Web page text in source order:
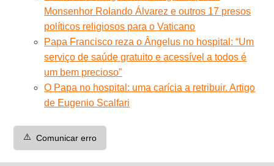
Monsenhor Rolando Álvarez e outros 17 presos
políticos religiosos para o Vaticano
Papa Francisco reza o Ângelus no hospital: “Um
serviço de saúde gratuito e acessível a todos é
um bem precioso”
O Papa no hospital: uma carícia a retribuir. Artigo
de Eugenio Scalfari
⚠️ Comunicar erro